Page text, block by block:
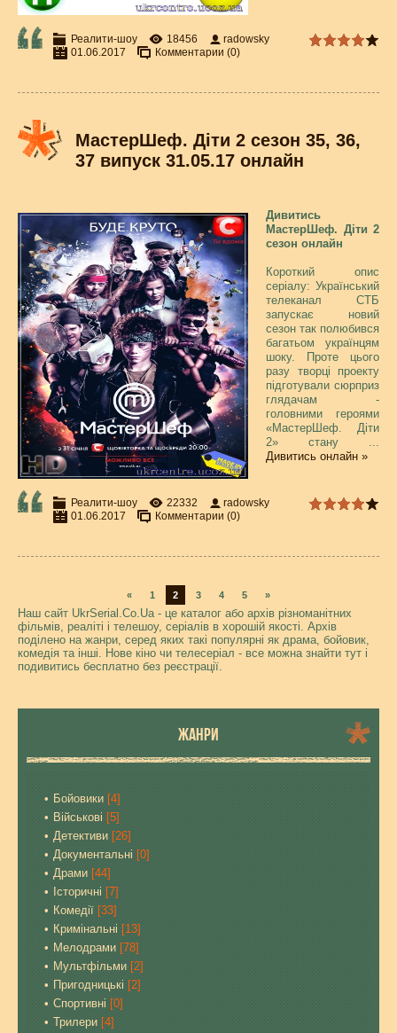
Реалити-шоу 18456
radowsky
01.06.2017
Комментарии (0)
МастерШеф. Діти 2 сезон 35, 36,
37 випуск 31.05.17 онлайн
Дивитись
МастерШеф. Діти 2
сезон онлайн
Короткий опис
серіалу: Український
телеканал СТБ
запускає новий
сезон так полюбився
багатьом українцям
шоку. Проте цього
разу творці проекту
підготували сюрприз
глядачам -
головними героями
«МастерШеф. Діти
2» стану ...
Дивитись онлайн »
Реалити-шоу 22332
radowsky
01.06.2017
Комментарии (0)
« 1 2 3 4 5 »
Наш сайт UkrSerial.Co.Ua - це каталог або архів різноманітних
фільмів, реаліті і телешоу, серіалів в хорошій якості. Архів
поділено на жанри, серед яких такі популярні як драма, бойовик,
комедія та інші. Нове кіно чи телесеріал - все можна знайти тут і
подивитись бесплатно без реєстрації.
ЖАНРИ
Бойовики [4]
Військові [5]
Детективи [26]
Документальні [0]
Драми [44]
Історичні [7]
Комедії [33]
Кримінальні [13]
Мелодрами [78]
Мультфільми [2]
Пригодницькі [2]
Спортивні [0]
Трилери [4]